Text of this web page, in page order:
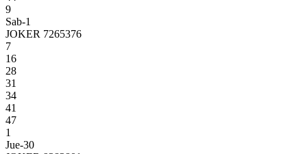
9
Sab-1
JOKER 7265376
7
16
28
31
34
41
47
1
Jue-30